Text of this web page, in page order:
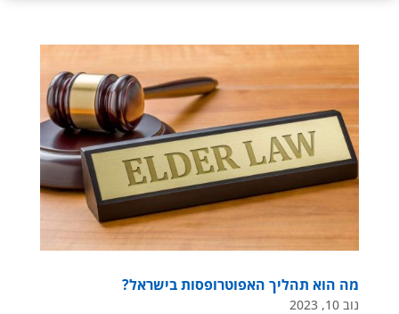
מה הוא תהליך האפוטרופסות בישראל?
נוב 10, 2023